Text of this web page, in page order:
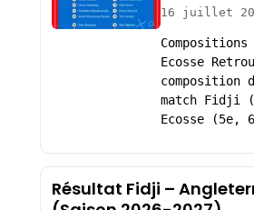
16 juillet
Ecosse
composition
match Fidji
Ecosse (5e,
Résultat Fidji –